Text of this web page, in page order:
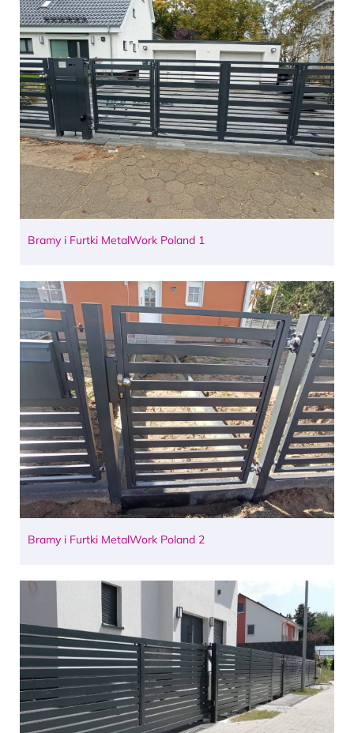
Bramy i Furtki MetalWork Poland 1
Bramy i Furtki MetalWork Poland 2